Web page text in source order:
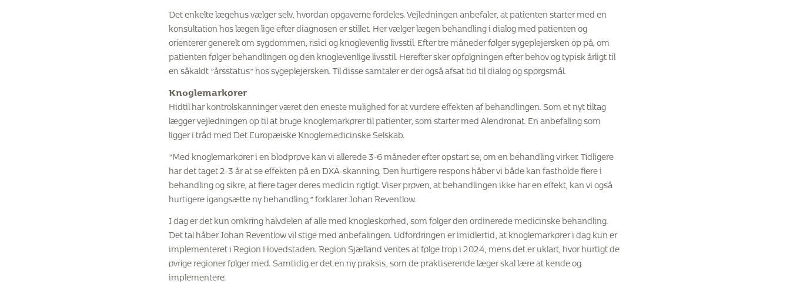
Det enkelte lægehus vælger selv, hvordan opgaverne fordeles. Vejledningen anbefaler, at patienten starter med en
konsultation hos lægen lige efter diagnosen er stillet. Her vælger lægen behandling i dialog med patienten og
orienterer generelt om sygdommen, risici og knoglevenlig livsstil. Efter tre måneder følger sygeplejersken op på, om
patienten følger behandlingen og den knoglevenlige livsstil. Herefter sker opfølgningen efter behov og typisk årligt til
en såkaldt ”årsstatus” hos sygeplejersken. Til disse samtaler er der også afsat tid til dialog og spørgsmål.
Knoglemarkører
Hidtil har kontrolskanninger været den eneste mulighed for at vurdere effekten af behandlingen. Som et nyt tiltag
lægger vejledningen op til at bruge knoglemarkører til patienter, som starter med Alendronat. En anbefaling som
ligger i tråd med Det Europæiske Knoglemedicinske Selskab.
”Med knoglemarkører i en blodprøve kan vi allerede 3-6 måneder efter opstart se, om en behandling virker. Tidligere
har det taget 2-3 år at se effekten på en DXA-skanning. Den hurtigere respons håber vi både kan fastholde flere i
behandling og sikre, at flere tager deres medicin rigtigt. Viser prøven, at behandlingen ikke har en effekt, kan vi også
hurtigere igangsætte ny behandling,” forklarer Johan Reventlow.
I dag er det kun omkring halvdelen af alle med knogleskørhed, som følger den ordinerede medicinske behandling.
Det tal håber Johan Reventlow vil stige med anbefalingen. Udfordringen er imidlertid, at knoglemarkører i dag kun er
implementeret i Region Hovedstaden. Region Sjælland ventes at følge trop i 2024, mens det er uklart, hvor hurtigt de
øvrige regioner følger med. Samtidig er det en ny praksis, som de praktiserende læger skal lære at kende og
implementere.